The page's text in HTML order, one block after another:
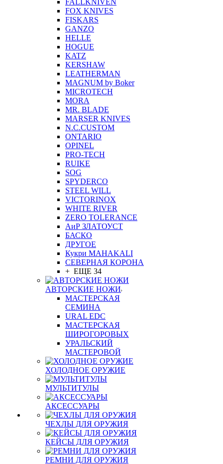
FALLKNIVEN
FOX KNIVES
FISKARS
GANZO
HELLE
HOGUE
KATZ
KERSHAW
LEATHERMAN
MAGNUM by Boker
MICROTECH
MORA
MR. BLADE
MARSER KNIVES
N.C.CUSTOM
ONTARIO
OPINEL
PRO-TECH
RUIKE
SOG
SPYDERCO
STEEL WILL
VICTORINOX
WHITE RIVER
ZERO TOLERANCE
АиР ЗЛАТОУСТ
БАСКО
ДРУГОЕ
Кукри MAHAKALI
СЕВЕРНАЯ КОРОНА
+ ЕЩЕ 34
АВТОРСКИЕ НОЖИ
МАСТЕРСКАЯ
СЕМИНА
URAL EDC
МАСТЕРСКАЯ
ШИРОГОРОВЫХ
УРАЛЬСКИЙ
МАСТЕРОВОЙ
ХОЛОДНОЕ ОРУЖИЕ
МУЛЬТИТУЛЫ
АКСЕССУАРЫ
ЧЕХЛЫ ДЛЯ ОРУЖИЯ
КЕЙСЫ ДЛЯ ОРУЖИЯ
РЕМНИ ДЛЯ ОРУЖИЯ